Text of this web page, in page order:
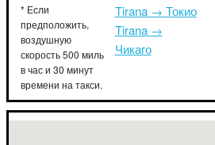
* Если
предположить,
воздушную
скорость 500 миль
в час и 30 минут
времени на такси.
Tirana → Токио
Tirana →
Чикаго